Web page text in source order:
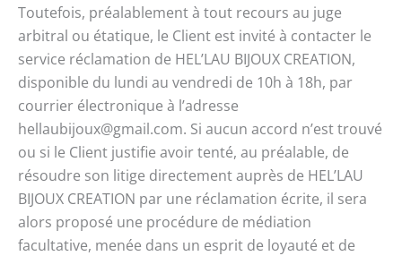
Toutefois, préalablement à tout recours au juge
arbitral ou étatique, le Client est invité à contacter le
service réclamation de HEL’LAU BIJOUX CREATION,
disponible du lundi au vendredi de 10h à 18h, par
courrier électronique à l’adresse
hellaubijoux@gmail.com. Si aucun accord n’est trouvé
ou si le Client justifie avoir tenté, au préalable, de
résoudre son litige directement auprès de HEL’LAU
BIJOUX CREATION par une réclamation écrite, il sera
alors proposé une procédure de médiation
facultative, menée dans un esprit de loyauté et de